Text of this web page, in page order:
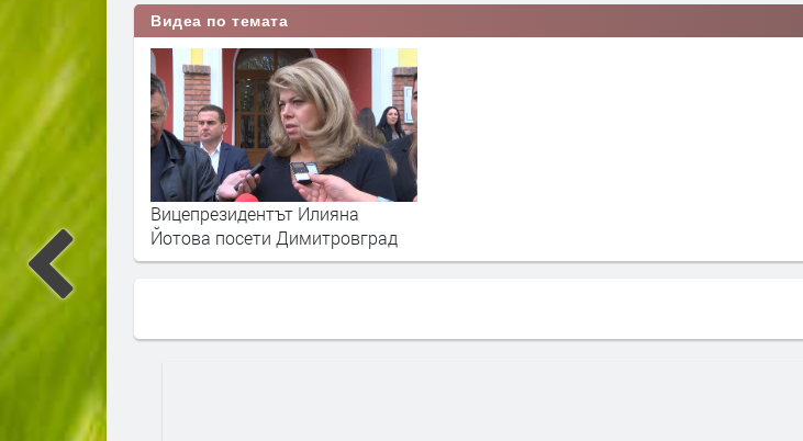
Видеа по темата
Вицепрезидентът Илияна
Йотова посети Димитровград